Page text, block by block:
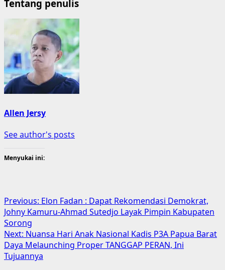
Tentang penulis
Allen Jersy
See author's posts
Menyukai ini:
Post
navigation
Previous: Elon Fadan : Dapat Rekomendasi Demokrat,
Johny Kamuru-Ahmad Sutedjo Layak Pimpin Kabupaten
Sorong
Next: Nuansa Hari Anak Nasional Kadis P3A Papua Barat
Daya Melaunching Proper TANGGAP PERAN, Ini
Tujuannya